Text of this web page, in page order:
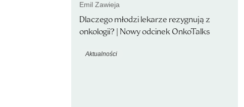
Emil Zawieja
Dlaczego młodzi lekarze rezygnują z
onkologii? | Nowy odcinek OnkoTalks
Aktualności